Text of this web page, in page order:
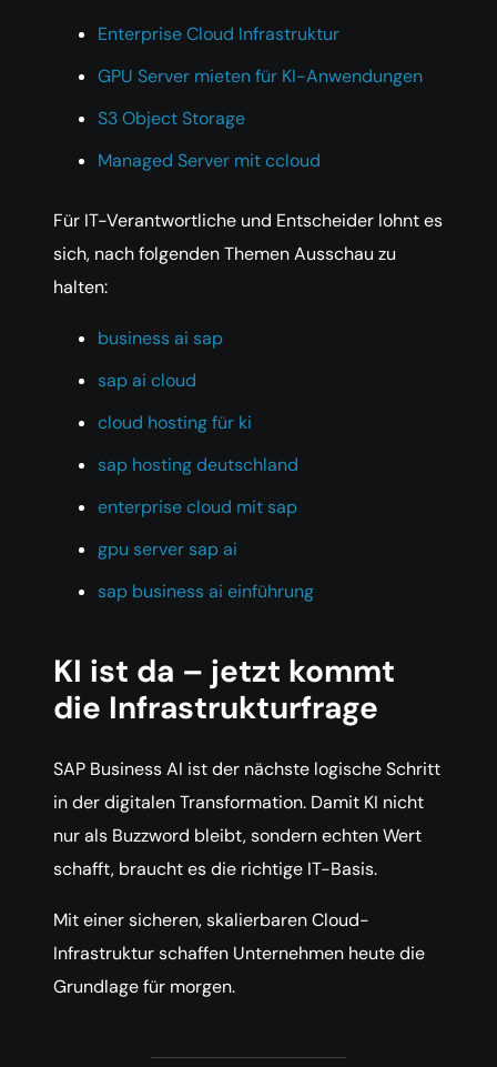
Enterprise Cloud Infrastruktur
GPU Server mieten für KI-Anwendungen
S3 Object Storage
Managed Server mit ccloud
Für IT-Verantwortliche und Entscheider lohnt es
sich, nach folgenden Themen Ausschau zu
halten:
business ai sap
sap ai cloud
cloud hosting für ki
sap hosting deutschland
enterprise cloud mit sap
gpu server sap ai
sap business ai einführung
KI ist da – jetzt kommt
die Infrastrukturfrage
SAP Business AI ist der nächste logische Schritt
in der digitalen Transformation. Damit KI nicht
nur als Buzzword bleibt, sondern echten Wert
schafft, braucht es die richtige IT-Basis.
Mit einer sicheren, skalierbaren Cloud-
Infrastruktur schaffen Unternehmen heute die
Grundlage für morgen.